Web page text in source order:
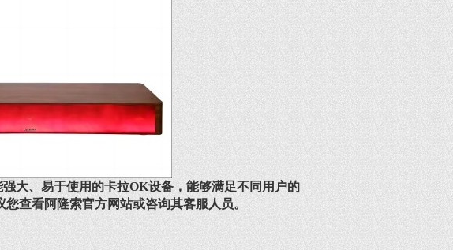
大、易于使用的卡拉OK设备，能够满足不同用户的
查看阿隆索官方网站或咨询其客服人员。